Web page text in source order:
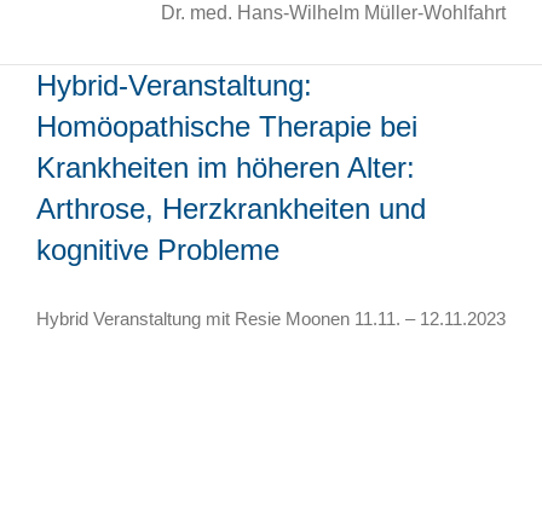
Dr. med. Hans-Wilhelm Müller-Wohlfahrt
Hybrid-Veranstaltung:
Homöopathische Therapie bei
Krankheiten im höheren Alter:
Arthrose, Herzkrankheiten und
kognitive Probleme
Hybrid Veranstaltung mit Resie Moonen 11.11. – 12.11.2023